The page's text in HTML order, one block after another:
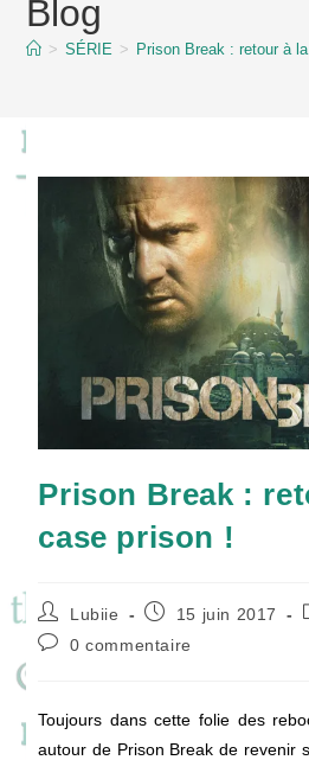
contentBlog
> SÉRIE > Prison Break : retour à
Prison Break :
case prison !
Auteur/autrice
de
la
Lubiie
Publication
15 juin 2017
Commentaires
0 commentaire
Toujours dans cette folie des
autour de Prison Break de revenir